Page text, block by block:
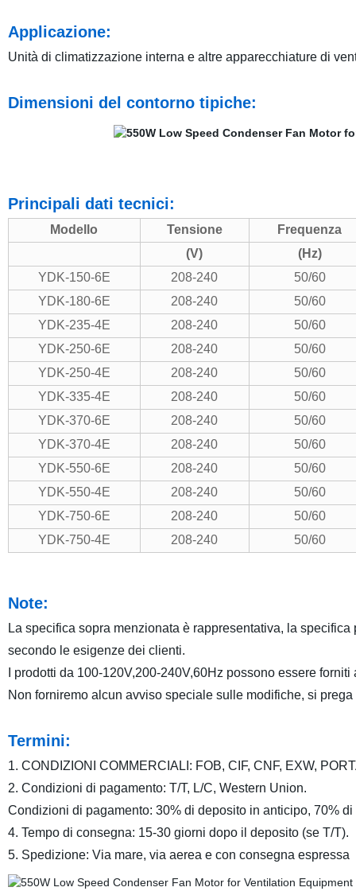
Applicazione:
Unità di climatizzazione interna e altre apparecchiature di
Dimensioni del contorno tipiche:
Principali dati tecnici:
Modello Tensione
Frequenza
(V)
(Hz)
YDK-150-6E
208-240
50/60
YDK-180-6E
208-240
50/60
YDK-235-4E
208-240
50/60
YDK-250-6E
208-240
50/60
YDK-250-4E
208-240
50/60
YDK-335-4E
208-240
50/60
YDK-370-6E
208-240
50/60
YDK-370-4E
208-240
50/60
YDK-550-6E
208-240
50/60
YDK-550-4E
208-240
50/60
YDK-750-6E
208-240
50/60
YDK-750-4E
208-240 50/60
Note:
La specifica sopra menzionata è rappresentativa, la
secondo le esigenze dei clienti.
I prodotti da 100-120V,200-240V,60Hz possono essere
Non forniremo alcun avviso speciale sulle modifiche, si
Termini:
1. CONDIZIONI COMMERCIALI: FOB, CIF, CNF, EXW,
2. Condizioni di pagamento: T/T, L/C, Western Union.
Condizioni di pagamento: 30% di deposito in anticipo, 70%
4. Tempo di consegna: 15-30 giorni dopo il deposito (se T/T).
5. Spedizione: Via mare, via aerea e con consegna espressa